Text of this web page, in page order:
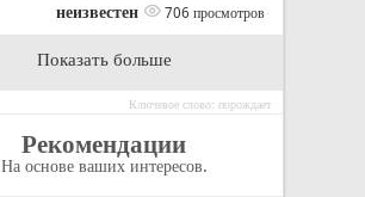
неизвестен 706 просмотров
Показать больше
Ключевое слово: порождает
Рекомендации
На основе ваших интересов.